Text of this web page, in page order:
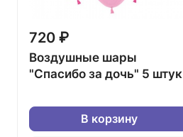
720 ₽
Воздушные шары
"Спасибо за дочь" 5 штук
В корзину